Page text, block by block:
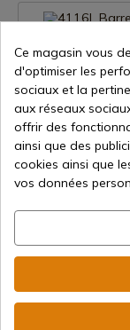
Voir le
REF: 4116L
4116L Barre Denix
Expédition sous 7
142,65 €
Ce magasin vous
d'optimiser les
sociaux et la
aux réseaux
offrir des
ainsi que des
cookies ainsi que
vos données